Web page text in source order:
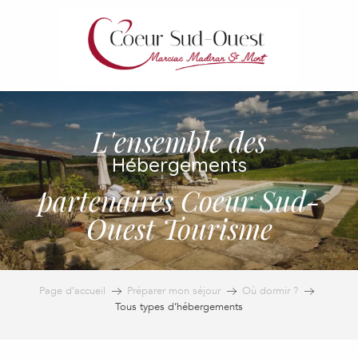
L'ensemble des
Hébergements
partenaires Coeur Sud-
Ouest Tourisme
Page d’accueil Préparer mon séjour
Où dormir ?
Tous types d’hébergements